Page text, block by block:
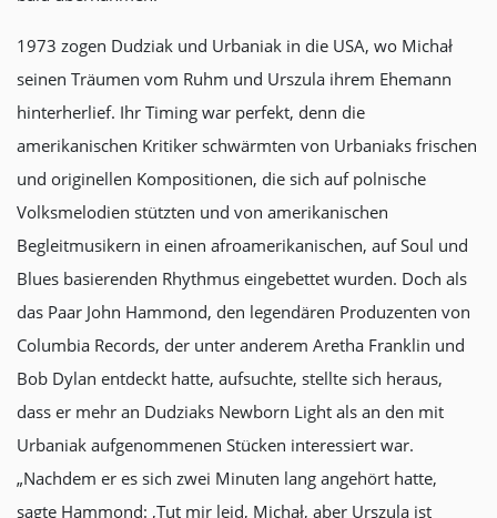
1973 zogen Dudziak und Urbaniak in die USA, wo Michał
seinen Träumen vom Ruhm und Urszula ihrem Ehemann
hinterherlief. Ihr Timing war perfekt, denn die
amerikanischen Kritiker schwärmten von Urbaniaks frischen
und originellen Kompositionen, die sich auf polnische
Volksmelodien stützten und von amerikanischen
Begleitmusikern in einen afroamerikanischen, auf Soul und
Blues basierenden Rhythmus eingebettet wurden. Doch als
das Paar John Hammond, den legendären Produzenten von
Columbia Records, der unter anderem Aretha Franklin und
Bob Dylan entdeckt hatte, aufsuchte, stellte sich heraus,
dass er mehr an Dudziaks Newborn Light als an den mit
Urbaniak aufgenommenen Stücken interessiert war.
„Nachdem er es sich zwei Minuten lang angehört hatte,
sagte Hammond: ‚Tut mir leid, Michał, aber Urszula ist